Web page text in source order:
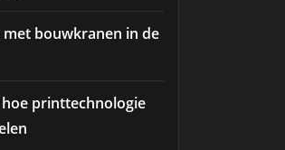
bouwkranen in de
printtechnologie